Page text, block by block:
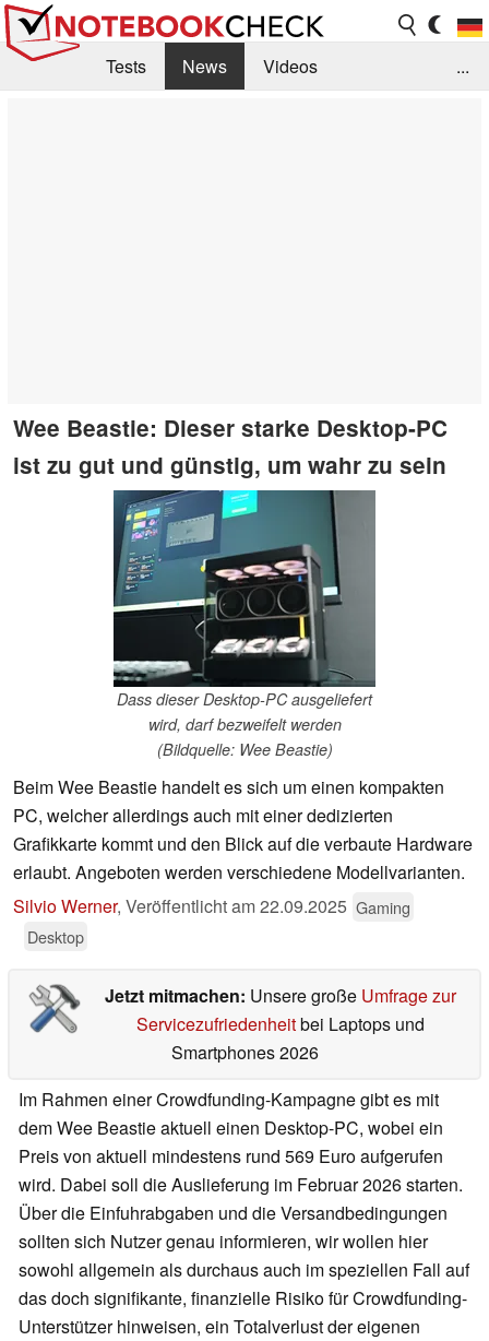
Tests News
Videos
...
Wee Beastie: Dieser starke Desktop-PC
ist zu gut und günstig, um wahr zu sein
Dass dieser Desktop-PC ausgeliefert
wird, darf bezweifelt werden
(Bildquelle: Wee Beastie)
Beim Wee Beastie handelt es sich um einen kompakten
PC, welcher allerdings auch mit einer dedizierten
Grafikkarte kommt und den Blick auf die verbaute Hardware
erlaubt. Angeboten werden verschiedene Modellvarianten.
Silvio Werner, Veröffentlicht am22.09.2025 Gaming
Desktop
Jetzt mitmachen: Unsere große Umfrage zur
Servicezufriedenheitbei Laptops und
Smartphones 2026
Im Rahmen einer Crowdfunding-Kampagne gibt es mit
dem Wee Beastie aktuell einen Desktop-PC, wobei ein
Preis von aktuell mindestens rund 569 Euro aufgerufen
wird. Dabei soll die Auslieferung im Februar 2026 starten.
Über die Einfuhrabgaben und die Versandbedingungen
sollten sich Nutzer genau informieren, wir wollen hier
sowohl allgemein als durchaus auch im speziellen Fall auf
das doch signifikante, finanzielle Risiko für Crowdfunding-
Unterstützer hinweisen, ein Totalverlust der eigenen